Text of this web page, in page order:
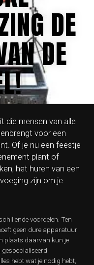
DE
DE
die mensen van alle
voor een
Of je nu een feestje
plant of
het huren van een
zijn om je
voordelen. Ten
geen dure apparatuur
plaats daarvan kun je
gespecialiseerd
hebt wat je nodig hebt,